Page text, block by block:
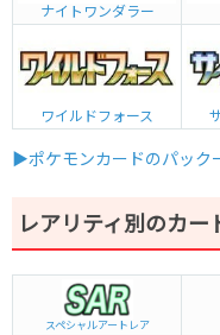
ナイトワンダラー
ワイルドフォース
▶ポケモンカードのパック
レアリティ別のカー
スペシャルアートレア